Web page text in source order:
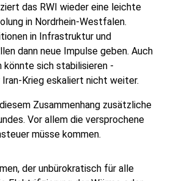
das RWI wieder eine leichte
in Nordrhein-Westfalen.
in Infrastruktur und
dann neue Impulse geben. Auch
könnte sich stabilisieren -
Krieg eskaliert nicht weiter.
Zusammenhang zusätzliche
Vor allem die versprochene
müsse kommen.
der unbürokratisch für alle